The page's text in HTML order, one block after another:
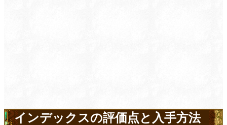
インデックスの評価点と入手方法